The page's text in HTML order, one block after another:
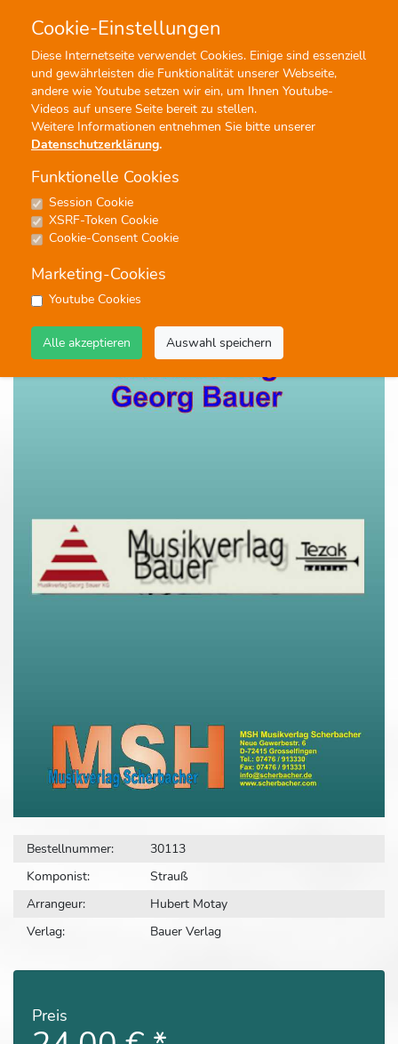
Cookie-Einstellungen
Diese Internetseite verwendet Cookies. Einige sind essenziell
und gewährleisten die Funktionalität unserer Webseite,
andere wie Youtube setzen wir ein, um Ihnen Youtube-
Videos auf unsere Seite bereit zu stellen.
Weitere Informationen entnehmen Sie bitte unserer
Datenschutzerklärung.
Funktionelle Cookies
Session Cookie
XSRF-Token Cookie
Cookie-Consent Cookie
Marketing-Cookies
Youtube Cookies
Alle akzeptieren Auswahl speichern
Menü Profisuche
Noten
Champagner-Galopp
#Konzertmusik
Bestellnummer:
30113
Komponist:
Strauß
Arrangeur:
Hubert Motay
Verlag:
Bauer Verlag
Preis